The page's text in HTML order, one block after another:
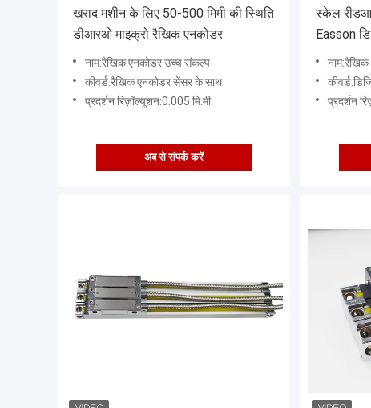
खराद मशीन के लिए 50-500 मिमी की स्थिति
डीआरओ माइक्रो रैखिक एनकोडर
नाम:रैखिक एनकोडर उच्च संकल्प
कीवर्ड:रैखिक एनकोडर सेंसर के साथ
प्रदर्शन रिज़ॉल्यूशन:0.005 मि.मी.
अब से संपर्क करें
स्केल
Easson
प्रदर्शन